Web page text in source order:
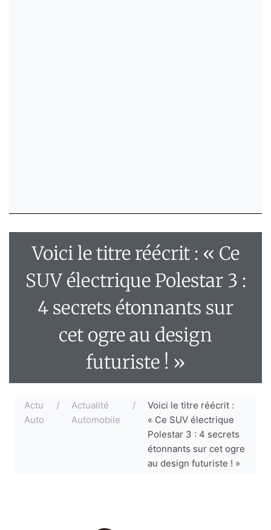
Voici le titre réécrit : « Ce
SUV électrique Polestar 3 :
4 secrets étonnants sur
cet ogre au design
futuriste ! »
Actu
Auto
/
Actualité
Automobile
/
Voici le titre réécrit :
« Ce SUV électrique
Polestar 3 : 4 secrets
étonnants sur cet ogre
au design futuriste ! »